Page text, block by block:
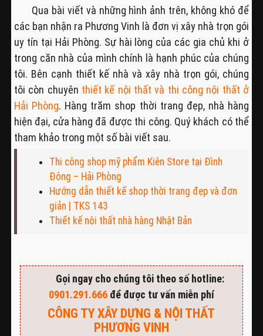
Qua bài viết và những hình ảnh trên, không khó để
các bạn nhận ra Phương Vinh là đơn vị xây nhà trọn gói
uy tín tại Hải Phòng. Sự hài lòng của các gia chủ khi ở
trong căn nhà của mình chính là hạnh phúc của chúng
tôi. Bên cạnh thiết kế nhà và xây nhà trọn gói, chúng
tôi còn chuyên thiết kế nội thất và thi công nội thất ở
Hải Phòng. Hàng trăm shop thời trang đẹp, nhà hàng
hiện đại, cửa hàng đã được thi công. Quý khách có thể
tham khảo trong một số bài viết sau.
Thi công shop mỹ phẩm Kiên Store tại Đình
Đông – Hải Phòng
Hướng dẫn thiết kế shop thời trang đẹp và đơn
giản | TKS 143
Thiết kế nội thất nhà hàng Nhật Bản
Gọi ngay cho chúng tôi theo số hotline:
0901.291.666để được tư vấn miễn phí
CÔNG TY XÂY DỰNG & NỘI THẤT
PHƯƠNG VINH